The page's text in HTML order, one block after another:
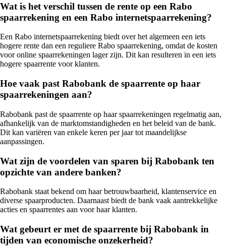
Wat is het verschil tussen de rente op een Rabo
spaarrekening en een Rabo internetspaarrekening?
Een Rabo internetspaarrekening biedt over het algemeen een iets
hogere rente dan een reguliere Rabo spaarrekening, omdat de kosten
voor online spaarrekeningen lager zijn. Dit kan resulteren in een iets
hogere spaarrente voor klanten.
Hoe vaak past Rabobank de spaarrente op haar
spaarrekeningen aan?
Rabobank past de spaarrente op haar spaarrekeningen regelmatig aan,
afhankelijk van de marktomstandigheden en het beleid van de bank.
Dit kan variëren van enkele keren per jaar tot maandelijkse
aanpassingen.
Wat zijn de voordelen van sparen bij Rabobank ten
opzichte van andere banken?
Rabobank staat bekend om haar betrouwbaarheid, klantenservice en
diverse spaarproducten. Daarnaast biedt de bank vaak aantrekkelijke
acties en spaarrentes aan voor haar klanten.
Wat gebeurt er met de spaarrente bij Rabobank in
tijden van economische onzekerheid?